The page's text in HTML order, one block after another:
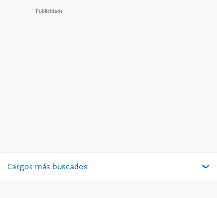
Cargos más buscados